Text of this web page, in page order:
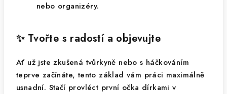
nebo organizéry.
✨ Tvořte s radostí a objevujte
Ať už jste zkušená tvůrkyně nebo s háčkováním
teprve začínáte, tento základ vám práci maximálně
usnadní. Stačí provléct první očka dírkami v